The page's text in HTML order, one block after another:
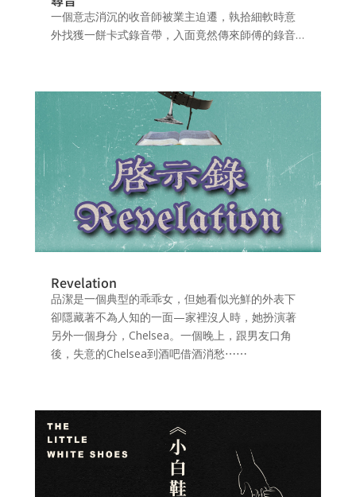
一個意志消沉的收音師被業主迫遷，執拾細軟時意
外找獲一餅卡式錄音帶，入面竟然傳來師傅的錄音…
Revelation
品潔是一個典型的乖乖女，但她看似光鮮的外表下
卻隱藏著不為人知的一面—家裡沒人時，她扮演著
另外一個身分，Chelsea。一個晚上，跟男友口角
後，失意的Chelsea到酒吧借酒消愁⋯⋯